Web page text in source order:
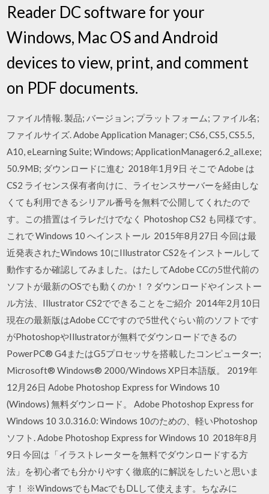
Reader DC software for your
Windows, Mac OS and Android
devices to view, print, and comment
on PDF documents.
ファイル情報. 製品; バージョン; プラットフォーム; ファイル名;
ファイルサイズ. Adobe Application Manager; CS6, CS5, CS5.5,
A10, eLearning Suite; Windows; ApplicationManager6.2_all.exe;
50.9MB; ダウンロードに進む 2018年1月9日 そこで Adobe は
CS2 ライセンス保有者向けに、ライセンスサーバーを経由しな
くても利用できるシリアル番号を無料で公開してくれたので
す。この措置はイラレだけでなく Photoshop CS2 も同様です。
これで Windows 10 へインストール 2015年8月27日 今回は最
近発表されたWindows 10にIllustrator CS2をインストールして
動作するか確認してみました。はたしてAdobe CCの5世代前の
ソフトが最新のOSでも動くのか！？ダウンロードやインストー
ル方法、Illustrator CS2でできることをご紹介 2014年2月10日
現在の最新版はAdobe CCですので5世代ぐらい前のソフトです
がPhotoshopやIllustratorが無料でダウンロードできるの
PowerPC® G4またはG5プロセッサを搭載したコンピューター;
Microsoft® Windows® 2000/Windows XP日本語版。 2019年
12月26日 Adobe Photoshop Express for Windows 10
(Windows) 無料ダウンロード。 Adobe Photoshop Express for
Windows 10 3.0.316.0: Windows 10のための、軽いPhotoshop
ソフト. Adobe Photoshop Express for Windows 10 2018年8月
9日 今回は「イラストレーターを無料でダウンロードする方
法」を初心者でも分かりやすく徹底的に解説をしたいと思いま
す！ ※WindowsでもMacでもDLして使えます。ちなみに